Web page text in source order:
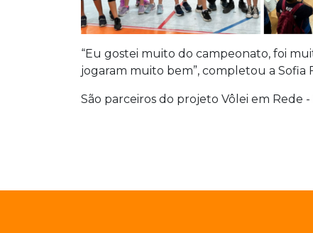
“Eu gostei muito do campeonato, foi
jogaram muito bem”, completou a Sofia
São parceiros do projeto Vôlei em Rede